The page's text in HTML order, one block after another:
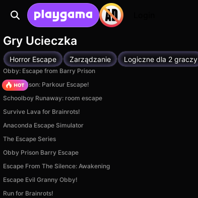
Gry Ucieczka
Horror Escape Zarządzanie Logiczne dla 2 graczy
Obby: Escape from Barry Prison
Barry Prison: Parkour Escape!
Schoolboy Runaway: room escape
Survive Lava for Brainrots!
Anaconda Escape Simulator
The Escape Series
Obby Prison Barry Escape
Escape From The Silence: Awakening
Escape Evil Granny Obby!
Run for Brainrots!